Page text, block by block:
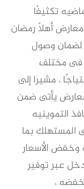
تكثيفًا
أهلًا رمضان
لضمان وصول
فى مختلف
، مشيرا إلى
يأتى ضمن
التموينيه
المستهلك بما
الأسعار
عبر توفير
،